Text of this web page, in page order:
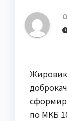
Жировик
по МКБ